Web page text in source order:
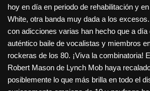
hoy en día en periodo de rehabilitación y
White, otra banda muy dada a los
con adicciones varias han hecho que a
auténtico baile de vocalistas y miembros
rockeras de los 80. ¡Viva la combinatoria!
Robert Mason de Lynch Mob haya
posiblemente lo que más brilla en todo el